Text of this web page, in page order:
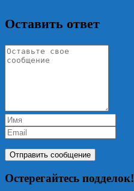
Оставить ответ
Остерегайтесь подделок!